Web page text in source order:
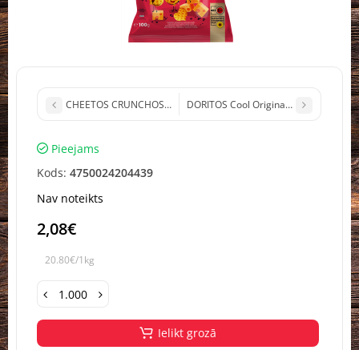
CHEETOS CRUNCHOS Sweet chilli kukurūzas uzkodas Polija 165g
DORITOS Cool Original kukur.čipsi ar
Pieejams
Kods: 4750024204439
Nav noteikts
2,08€
20.80€/1kg
Ielikt grozā